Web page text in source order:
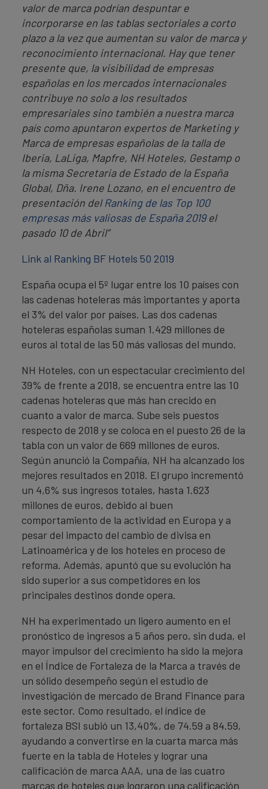
valor de marca podrían despuntar e
incorporarse en las tablas sectoriales a corto
plazo a la vez que aumentan su valor de marca y
reconocimiento internacional. Hay que tener
presente que, la visibilidad de empresas
españolas en los mercados internacionales
contribuye no solo a los resultados
empresariales sino también a nuestra marca
país como apuntaron expertos de Marketing y
Marca de empresas españolas de la talla de
Iberia, LaLiga, Mapfre, NH Hoteles, Gestamp o
la misma Secretaria de Estado de la España
Global, Dña. Irene Lozano, en el encuentro de
presentación delRanking de las Top 100
empresas más valiosas de España 2019el
pasado 10 de Abril”
Link al Ranking BF Hotels 50 2019
España ocupa el 5º lugar entre los 10 países con
las cadenas hoteleras más importantes y aporta
el 3% del valor por países. Las dos cadenas
hoteleras españolas suman 1.429 millones de
euros al total de las 50 más valiosas del mundo.
NH Hoteles, con un espectacular crecimiento del
39% de frente a 2018, se encuentra entre las 10
cadenas hoteleras que más han crecido en
cuanto a valor de marca. Sube seis puestos
respecto de 2018 y se coloca en el puesto 26 de la
tabla con un valor de 669 millones de euros.
Según anunció la Compañía, NH ha alcanzado los
mejores resultados en 2018. El grupo incrementó
un 4,6% sus ingresos totales, hasta 1.623
millones de euros, debido al buen
comportamiento de la actividad en Europa y a
pesar del impacto del cambio de divisa en
Latinoamérica y de los hoteles en proceso de
reforma. Además, apuntó que su evolución ha
sido superior a sus competidores en los
principales destinos donde opera.
NH ha experimentado un ligero aumento en el
pronóstico de ingresos a 5 años pero, sin duda, el
mayor impulsor del crecimiento ha sido la mejora
en el Índice de Fortaleza de la Marca a través de
un sólido desempeño según el estudio de
investigación de mercado de Brand Finance para
este sector. Como resultado, el índice de
fortaleza BSI subió un 13,40%, de 74.59 a 84.59,
ayudando a convertirse en la cuarta marca más
fuerte en la tabla de Hoteles y lograr una
calificación de marca AAA, una de las cuatro
marcas de hoteles que lograron una calificación